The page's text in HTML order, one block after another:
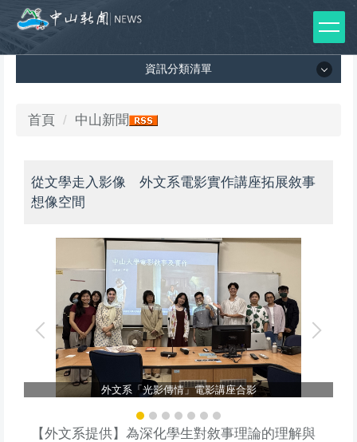
到
主
資訊分類清單
資訊分類清單
媒體報導
師生榮譽
首頁 中山新聞
從文學走入影像 外文系電影實作講座拓展敘事
想像空間
外文系「光影傳情」電影講座合影
【外文系提供】為深化學生對敘事理論的理解與